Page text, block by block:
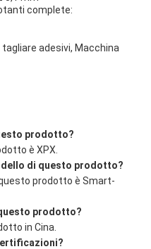
complete:
adesivi, Macchina
prodotto?
è XPX.
di questo prodotto?
prodotto è Smart-
prodotto?
in Cina.